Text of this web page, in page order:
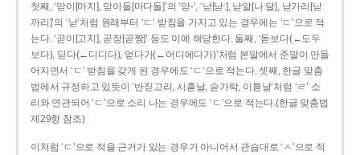
첫째, ‘맏이[마지], 맏아들[마다들]’의 ‘맏-’, ‘낟[낟ː], 낟알[나ː달], 낟가리[낟ː
까리]’의 ‘낟’처럼 원래부터 ‘ㄷ’ 받침을 가지고 있는 경우에는 ‘ㄷ’으로 적
는다. ‘곧이[고지], 곧장[곧짱]’ 등도 이에 해당한다. 둘째, ‘돋보다(←도두
보다), 딛다(←디디다), 얻다가(←어디에다가)’처럼 본말에서 준말이 만들
어지면서 ‘ㄷ’ 받침을 갖게 된 경우에도 ‘ㄷ’으로 적는다. 셋째, 한글 맞춤
법에서 규정하고 있듯이 ‘반짇고리, 사흗날, 숟가락, 이튿날’처럼 ‘ㄹ’ 소
리와 연관되어 ‘ㄷ’으로 소리 나는 경우에도 ‘ㄷ’으로 적는다.(한글 맞춤법
제29항 참조)
이처럼 ‘ㄷ’으로 적을 근거가 있는 경우가 아니어서 관습대로 ‘ㅅ’으로 적